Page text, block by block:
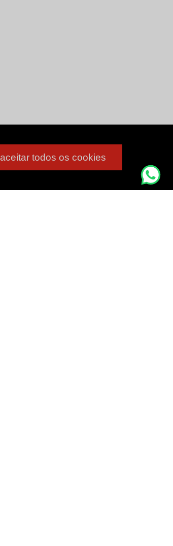
aceitar todos os cookies